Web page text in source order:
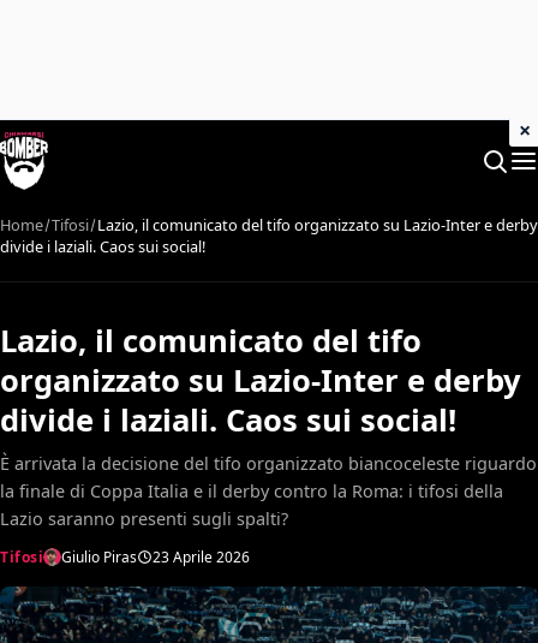
Home Tifosi Lazio, il comunicato del tifo organizzato su Lazio-Inter e derby
divide i laziali. Caos sui social!
Lazio, il comunicato del tifo
organizzato su Lazio-Inter e derby
divide i laziali. Caos sui social!
È arrivata la decisione del tifo organizzato biancoceleste riguardo
la finale di Coppa Italia e il derby contro la Roma: i tifosi della
Lazio saranno presenti sugli spalti?
Tifosi Giulio Piras 23 Aprile 2026
×